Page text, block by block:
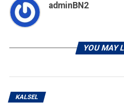
adminBN2
YOU MAY
KALSEL